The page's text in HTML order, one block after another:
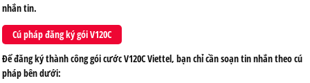
nhắn tin.
Cú pháp đăng ký gói V120C
Để đăng ký thành công gói cước V120C Viettel, bạn chỉ cần soạn tin nhắn theo cú
pháp bên dưới: